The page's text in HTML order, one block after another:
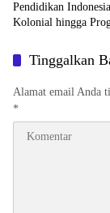
Pendidikan
Kolonial hingga
Tinggalkan
Alamat email Anda
*